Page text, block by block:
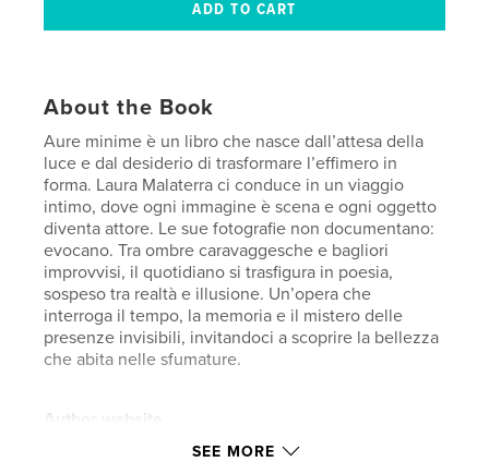
About the Book
Aure minime è un libro che nasce dall’attesa della
luce e dal desiderio di trasformare l’effimero in
forma. Laura Malaterra ci conduce in un viaggio
intimo, dove ogni immagine è scena e ogni oggetto
diventa attore. Le sue fotografie non documentano:
evocano. Tra ombre caravaggesche e bagliori
improvvisi, il quotidiano si trasfigura in poesia,
sospeso tra realtà e illusione. Un’opera che
interroga il tempo, la memoria e il mistero delle
presenze invisibili, invitandoci a scoprire la bellezza
che abita nelle sfumature.
Author website
http://www.visioneoltre.itSEE MORE